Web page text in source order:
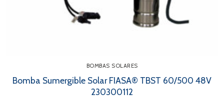
BOMBAS SOLARES
Bomba Sumergible Solar FIASA® TBST 60/500 48V
230300112